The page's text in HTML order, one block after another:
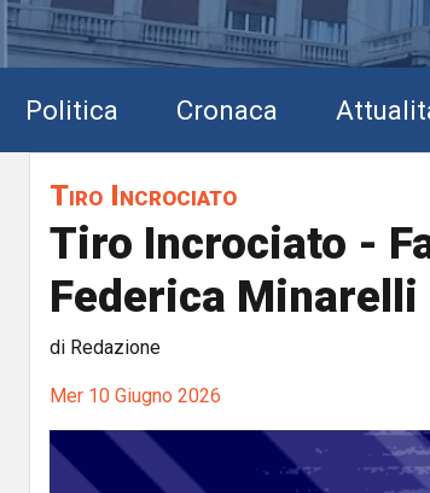
Politica Cronaca
Tiro Incrociato
Tiro Incrociato -
Federica
di Redazione
Mer 10 Giugno 2026